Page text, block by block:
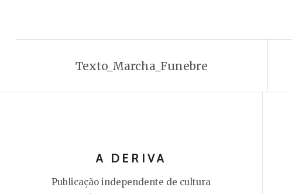
Texto_Marcha_Funebre
A DERIVA
Publicação independente de cultura